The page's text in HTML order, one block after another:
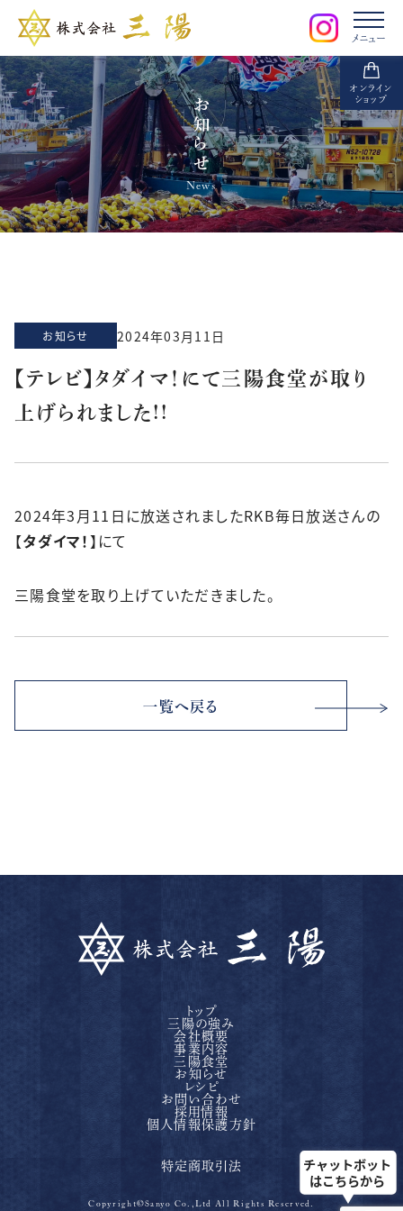
お知らせ
News
お知らせ 2024年03月11日
【テレビ】タダイマ！にて三陽食堂が取り
上げられました!!
2024年3月11日に放送されましたRKB毎日放送さんの
【タダイマ！】にて
三陽食堂を取り上げていただきました。
一覧へ戻る
トップ
三陽の強み
会社概要
事業内容
三陽食堂
お知らせ
レシピ
お問い合わせ
採用情報
個人情報保護方針
特定商取引法
Copyright©Sanyo Co.,Ltd All Rights Reserved.
メニュー
オンライン
ショップ